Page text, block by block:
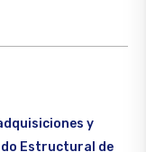
y
Estructural de